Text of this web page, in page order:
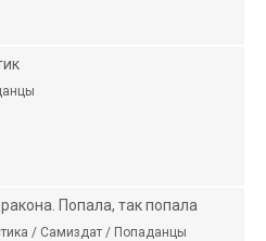
Попала, так попала
/ Самиздат / Попаданцы